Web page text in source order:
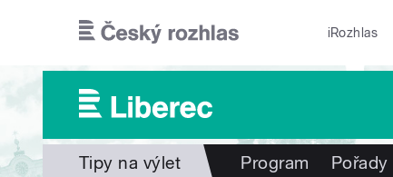
iRozhlas
Tipy na výlet Program Pořady